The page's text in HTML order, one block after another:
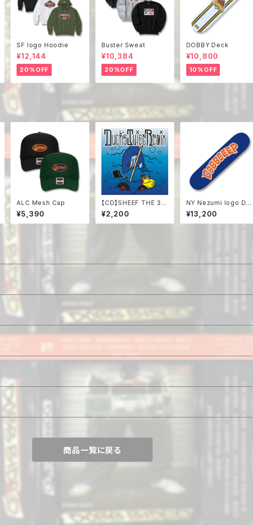
SF logo Hoodie
¥12,144
20%OFF
Buster Sweat
¥10,384
20%OFF
DOBBY Deck
¥10,800
10%OFF
ALC Mesh Cap
¥5,390
【CD】SHEEF THE 3R
D / Duck's Juice Re
mix
¥2,200
NY Nezumi logo De
ck
¥13,200
商品一覧に戻る